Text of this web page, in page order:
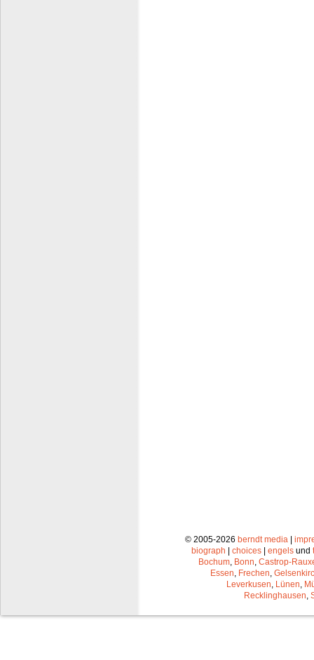
© 2005-2026 berndt media |
biograph | choices | engels und
Bochum Bonn Castrop-
Essen Frechen
Leverkusen Lünen
Recklinghausen